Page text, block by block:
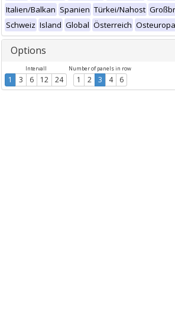
Italien/Balkan Spanien Türkei/Nahost
Schweiz Island Global Österreich Osteuropa
Options
Intervall
1 3 6 12 24
Number of panels in row
1 2 3 4 6